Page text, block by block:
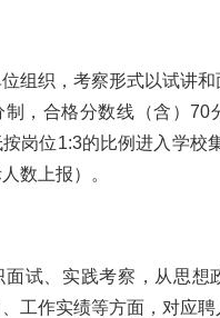
组织，考察形式以试讲
制，合格分数线（含）70
岗位1:3的比例进入学校
数上报）。
面试、实践考察，从思想
工作实绩等方面，对应